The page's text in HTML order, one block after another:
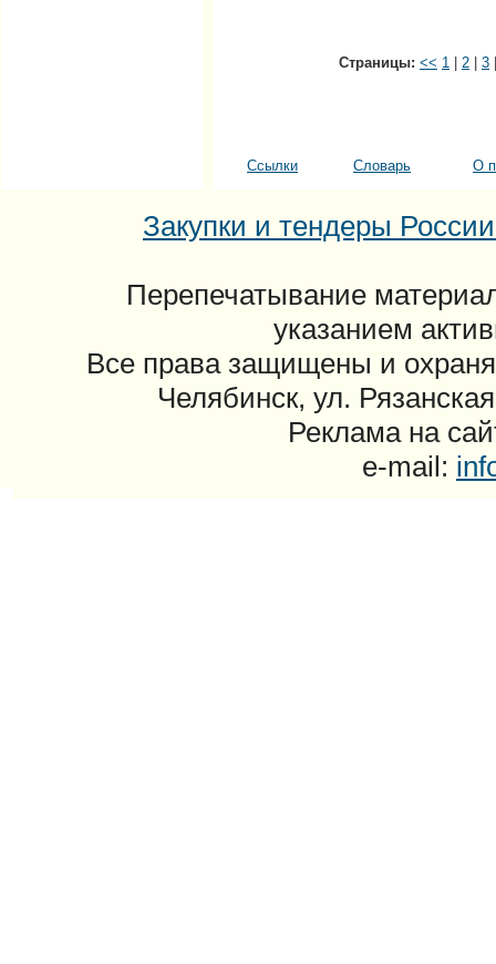
Страницы: << 1 2 3
Ссылки Словарь О
Закупки и тендеры
Перепечатывание
указанием
Все права защищены и
Челябинск, ул.
Реклама на
e-mail: